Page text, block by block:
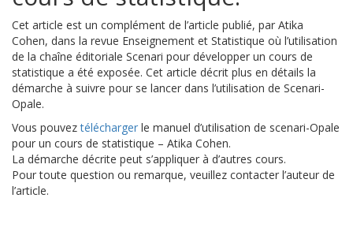
Cet article est un complément de l’article publié, par Atika
Cohen, dans la revue Enseignement et Statistique où l’utilisation
de la chaîne éditoriale Scenari pour développer un cours de
statistique a été exposée. Cet article décrit plus en détails la
démarche à suivre pour se lancer dans l’utilisation de Scenari-
Opale.
Vous pouveztélécharger le manuel d’utilisation de scenari-Opale
pour un cours de statistique – Atika Cohen.
La démarche décrite peut s’appliquer à d’autres cours.
Pour toute question ou remarque, veuillez contacter l’auteur de
l’article.